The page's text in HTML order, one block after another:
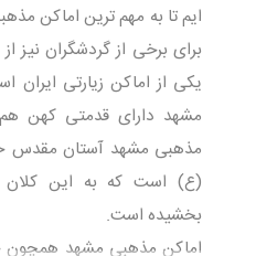
ایم تا به مهم ترین اماکن
برای برخی از گردشگران نیز
یکی از اماکن زیارتی
مشهد دارای قدمتی کهن
مذهبی مشهد آستان مقدس
(ع) است که به این کلان
بخشیده است.
اماکن مذهبی مشهد همچون